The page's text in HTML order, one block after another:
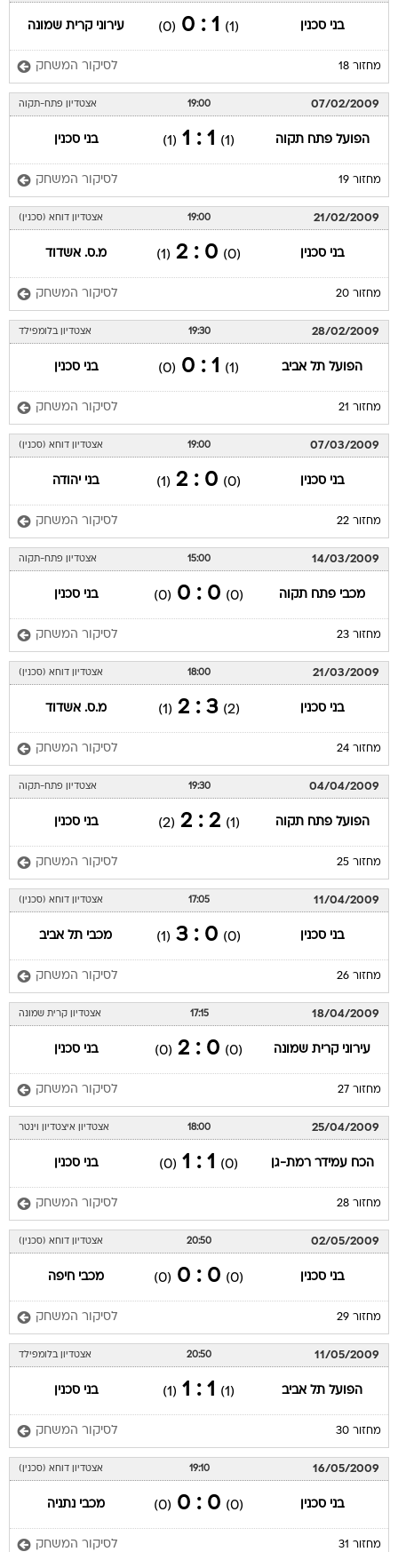
בני סכנין (1)
1 : 0
(0) עירוני קרית שמונה
מחזור 18 לסיקור המשחק
07/02/2009
19:00 אצטדיון פתח-תקוה
הפועל פתח תקוה (1)
1 : 1
(1) בני סכנין
מחזור 19 לסיקור המשחק
21/02/2009
19:00 אצטדיון דוחא (סכנין)
בני סכנין (0)
0 : 2
(1) מ.ס. אשדוד
מחזור 20 לסיקור המשחק
28/02/2009
19:30 אצטדיון בלומפילד
הפועל תל אביב (1)
1 : 0
(0) בני סכנין
מחזור 21 לסיקור המשחק
07/03/2009
19:00 אצטדיון דוחא (סכנין)
בני סכנין (0)
0 : 2
(1) בני יהודה
מחזור 22 לסיקור המשחק
14/03/2009
15:00 אצטדיון פתח-תקוה
מכבי פתח תקוה (0)
0 : 0
(0) בני סכנין
מחזור 23 לסיקור המשחק
21/03/2009
18:00 אצטדיון דוחא (סכנין)
בני סכנין (2)
3 : 2
(1) מ.ס. אשדוד
מחזור 24 לסיקור המשחק
04/04/2009
19:30 אצטדיון פתח-תקוה
הפועל פתח תקוה (1)
2 : 2
(2) בני סכנין
מחזור 25 לסיקור המשחק
11/04/2009
17:05 אצטדיון דוחא (סכנין)
בני סכנין (0)
0 : 3
(1) מכבי תל אביב
מחזור 26 לסיקור המשחק
18/04/2009
17:15 אצטדיון קרית שמונה
עירוני קרית שמונה (0)
0 : 2
(0) בני סכנין
מחזור 27 לסיקור המשחק
25/04/2009
18:00 אצטדיון איצטדיון וינטר
הכח עמידר רמת-גן (0)
1 : 1
(0) בני סכנין
מחזור 28 לסיקור המשחק
02/05/2009
20:50 אצטדיון דוחא (סכנין)
בני סכנין (0)
0 : 0
(0) מכבי חיפה
מחזור 29 לסיקור המשחק
11/05/2009
20:50 אצטדיון בלומפילד
הפועל תל אביב (1)
1 : 1
(1) בני סכנין
מחזור 30 לסיקור המשחק
16/05/2009
19:10 אצטדיון דוחא (סכנין)
בני סכנין (0)
0 : 0
(0) מכבי נתניה
מחזור 31 לסיקור המשחק